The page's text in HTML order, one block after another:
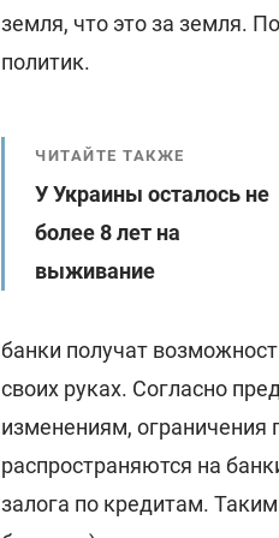
земля, что это за земля.
политик.
ЧИТАЙТЕ ТАКЖЕ
У Украины осталось не
более 8 лет на
выживание
банки получат
своих руках. Согласно
изменениям, ограничения
распространяются на
залога по кредитам.